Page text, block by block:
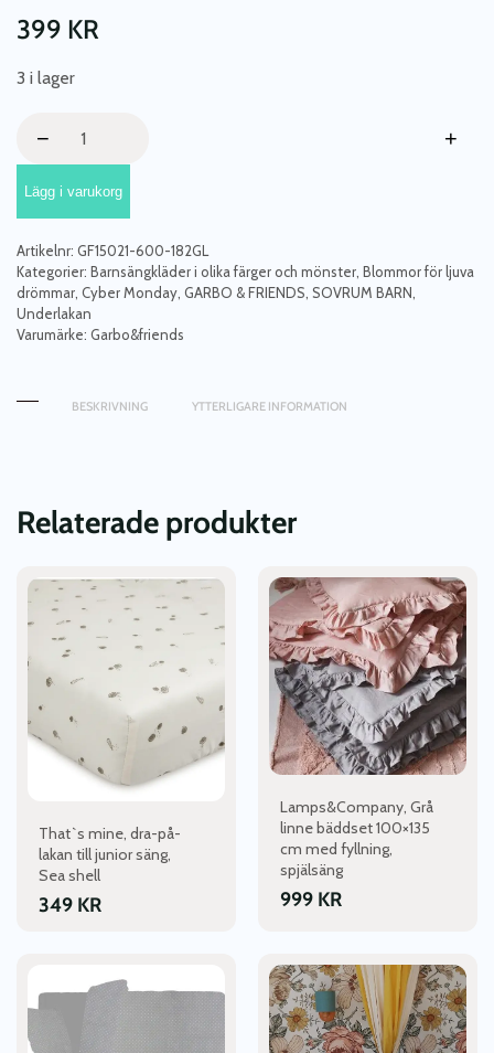
399 KR
3 i lager
Friends,
dra-
på-
lakan
junior,
Floral
vine
mängd
− +
Lägg i varukorg
Artikelnr: GF15021-600-182GL
Kategorier: Barnsängkläder i olika färger och mönster Blommor för ljuva
drömmar Cyber Monday GARBO & FRIENDS SOVRUM BARN
Underlakan
Varumärke: Garbo&friends
BESKRIVNING YTTERLIGARE INFORMATION
Relaterade produkter
That`s mine, dra-på-
lakan till junior säng,
Sea shell
349 KR
Lamps&Company, Grå
linne bäddset 100×135
cm med fyllning,
spjälsäng
999 KR